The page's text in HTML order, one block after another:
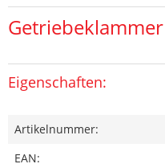
Getriebeklammer
Eigenschaften:
Artikelnummer:
EAN: